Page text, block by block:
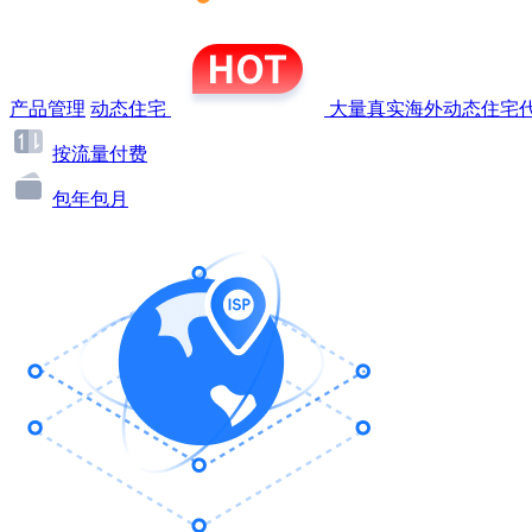
产品管理 动态住宅 大量真实海外动态住宅
按流量付费
包年包月